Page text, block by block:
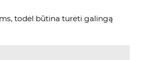
todėl būtina turėti galingą